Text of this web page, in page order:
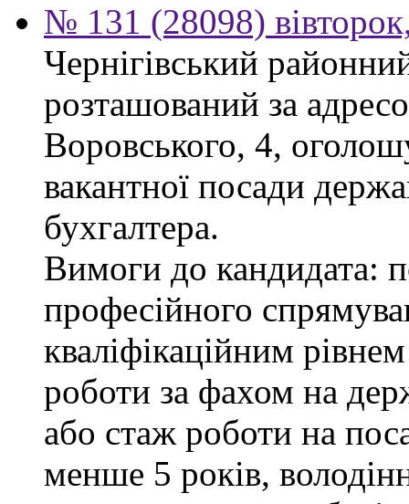
№ 131 (28098)
Чернігівський
розташований за
Воровського, 4,
вакантної посади
бухгалтера.
Вимоги до кандидата:
професійного
кваліфікаційним
роботи за фахом на
або стаж роботи на
менше 5 років,